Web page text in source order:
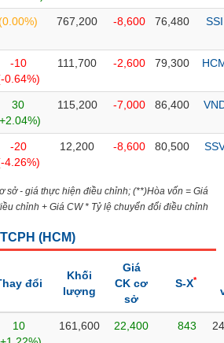
767,200 -8,600 76,480 SSI
-10
0.64%)
111,700 -2,600 79,300
30
115,200 -7,000 86,400
-20
4.26%)
12,200 -8,600 80,500
sở - giá thực hiện điều chỉnh; (**)Hòa vốn = Giá
chỉnh + Giá CW * Tỷ lệ chuyển đổi điều chỉnh
(HCM)
đổi
Khối
lượng
Giá
CK cơ
sở
S-X*
10
161,600 22,400 843